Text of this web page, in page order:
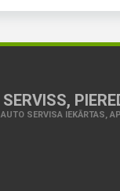
SERVISS,
AUTO SERVISA IEKĀRTAS,